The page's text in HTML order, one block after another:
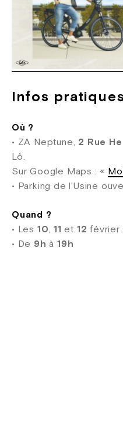
Infos
Où ?
• ZA Neptune, 2 Rue
Lô.
Sur Google Maps : «
• Parking de l’Usine
Quand ?
• Les 10,11et 12février
• De 9h à19h